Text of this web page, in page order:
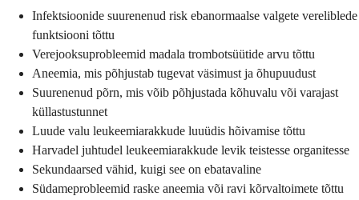
Infektsioonide suurenenud risk ebanormaalse valgete vereliblede
funktsiooni tõttu
Verejooksuprobleemid madala trombotsüütide arvu tõttu
Aneemia, mis põhjustab tugevat väsimust ja õhupuudust
Suurenenud põrn, mis võib põhjustada kõhuvalu või varajast
küllastustunnet
Luude valu leukeemiarakkude luuüdis hõivamise tõttu
Harvadel juhtudel leukeemiarakkude levik teistesse organitesse
Sekundaarsed vähid, kuigi see on ebatavaline
Südameprobleemid raske aneemia või ravi kõrvaltoimete tõttu